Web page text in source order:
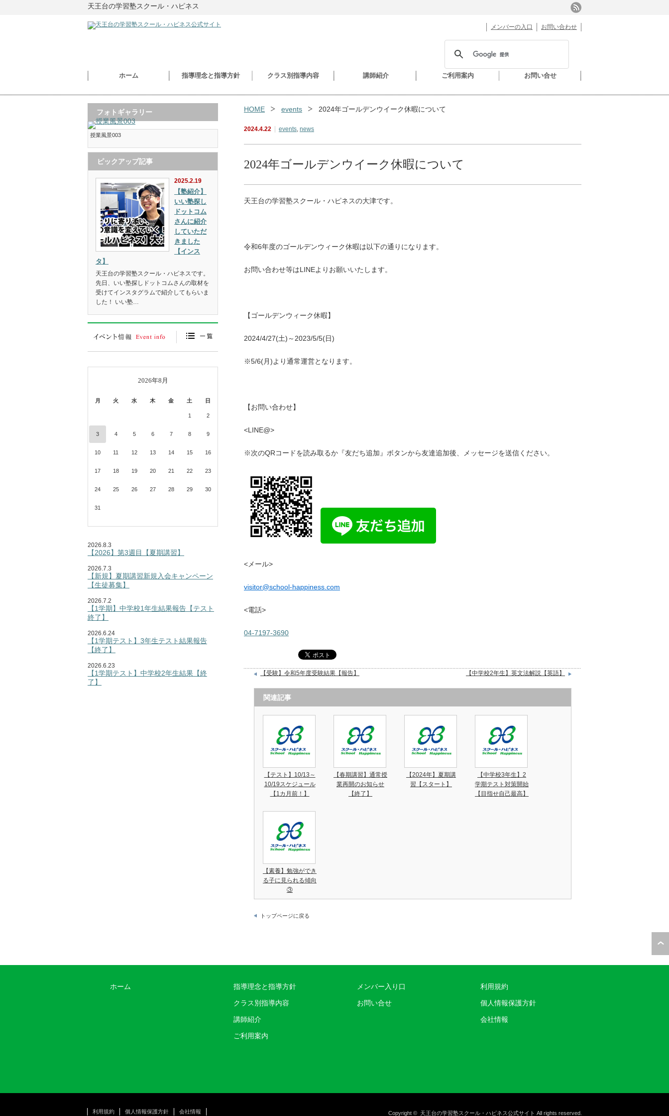
天王台の学習塾スクール・ハピネス
メンバーの入口 お問い合わせ
ホーム 指導理念と指導方針 クラス別指導内容 講師紹介 ご利用案内 お問い合せ
HOME events 2024年ゴールデンウイーク休暇について
2024.4.22 events, news
2024年ゴールデンウイーク休暇について
天王台の学習塾スクール・ハピネスの大津です。
令和6年度のゴールデンウィーク休暇は以下の通りになります。
お問い合わせ等はLINEよりお願いいたします。
【ゴールデンウィーク休暇】
2024/4/27(土)～2023/5/5(日)
※5/6(月)より通常運営となります。
【お問い合わせ】
<LINE@>
※次のQRコードを読み取るか『友だち追加』ボタンから友達追加後、メッセージを送信ください。
<メール>
visitor@school-happiness.com
<電話>
04-7197-3690
【受験】令和5年度受験結果【報告】 【中学校2年生】英文法解説【英語】
関連記事
【テスト】10/13～
10/19スケジュール
【1カ月前！】
【春期講習】通常授
業再開のお知らせ
【終了】
【2024年】夏期講
習【スタート】
【中学校3年生】2
学期テスト対策開始
【目指せ自己最高】
【素養】勉強ができ
る子に見られる傾向
③
トップページに戻る
フォトギャラリー
授業風景003
ピックアップ記事
2025.2.19
【塾紹介】
いい塾探し
ドットコム
さんに紹介
していただ
きました
【インス
タ】
天王台の学習塾スクール・ハピネスです。
先日、いい塾探しドットコムさんの取材を
受けてインスタグラムで紹介してもらいま
した！ いい塾…
2026年8月
月 火 水 木 金 土 日
1 2
3 4 5 6 7 8 9
10 11 12 13 14 15 16
17 18 19 20 21 22 23
24 25 26 27 28 29 30
31
2026.8.3
【2026】第3週目【夏期講習】
2026.7.3
【新規】夏期講習新規入会キャンペーン
【生徒募集】
2026.7.2
【1学期】中学校1年生結果報告【テスト
終了】
2026.6.24
【1学期テスト】3年生テスト結果報告
【終了】
2026.6.23
【1学期テスト】中学校2年生結果【終
了】
ホーム 指導理念と指導方針
クラス別指導内容
講師紹介
ご利用案内
メンバー入り口
お問い合せ
利用規約
個人情報保護方針
会社情報
利用規約 個人情報保護方針 会社情報 Copyright © 天王台の学習塾スクール・ハピネス公式サイト All rights reserved.